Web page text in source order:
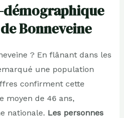
Bonneveine
? En flânant dans les
une population
confirment cette
moyen de 46 ans,
nationale. Les personnes